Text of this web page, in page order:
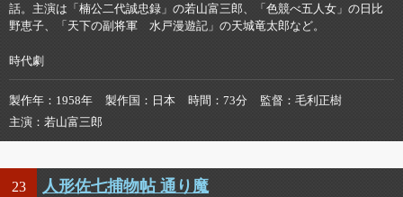
話。主演は「楠公二代誠忠録」の若山富三郎、「色競べ五人女」の日比
野恵子、「天下の副将軍 水戸漫遊記」の天城竜太郎など。
時代劇
製作年 1958年 製作国 日本 時間 73分 監督
毛利正樹
主演
若山富三郎
23 人形佐七捕物帖 通り魔